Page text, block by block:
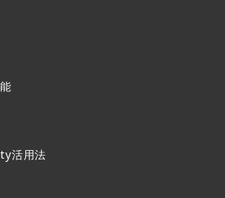
基礎プラクティショナ
のみ – インシデント管理、Pag
タマーサービス業務、PagerD
管理者・認定資格取得前の推
手順：PagerDutyのユーザーD
プ 1. 90日間の無料取得期間を
ーションはこちら ・ステッ
（PagerDutyのアカウントとe
活用法​